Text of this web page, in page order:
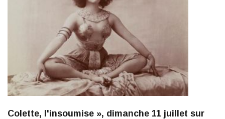
Colette, l'insoumise », dimanche 11 juillet sur